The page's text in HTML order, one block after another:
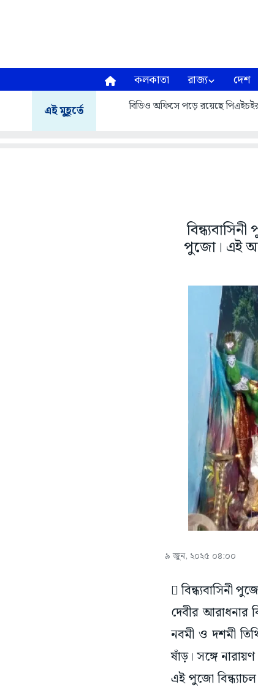
কলকাতা রাজ্য দেশ
এই মুহূর্তে বিডিও অফিসে পড়ে রয়েছে
পুজো। এই
৯ জুন, ২০২৫ ০৪:০০
 বিন্ধ্যবাসিনী
দেবীর আরাধনার
নবমী ও দশমী
ষাঁড়। সঙ্গে
এই পুজো